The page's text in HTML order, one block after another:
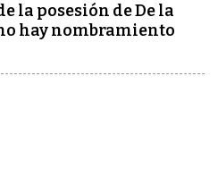
la posesión de De la
hay nombramiento